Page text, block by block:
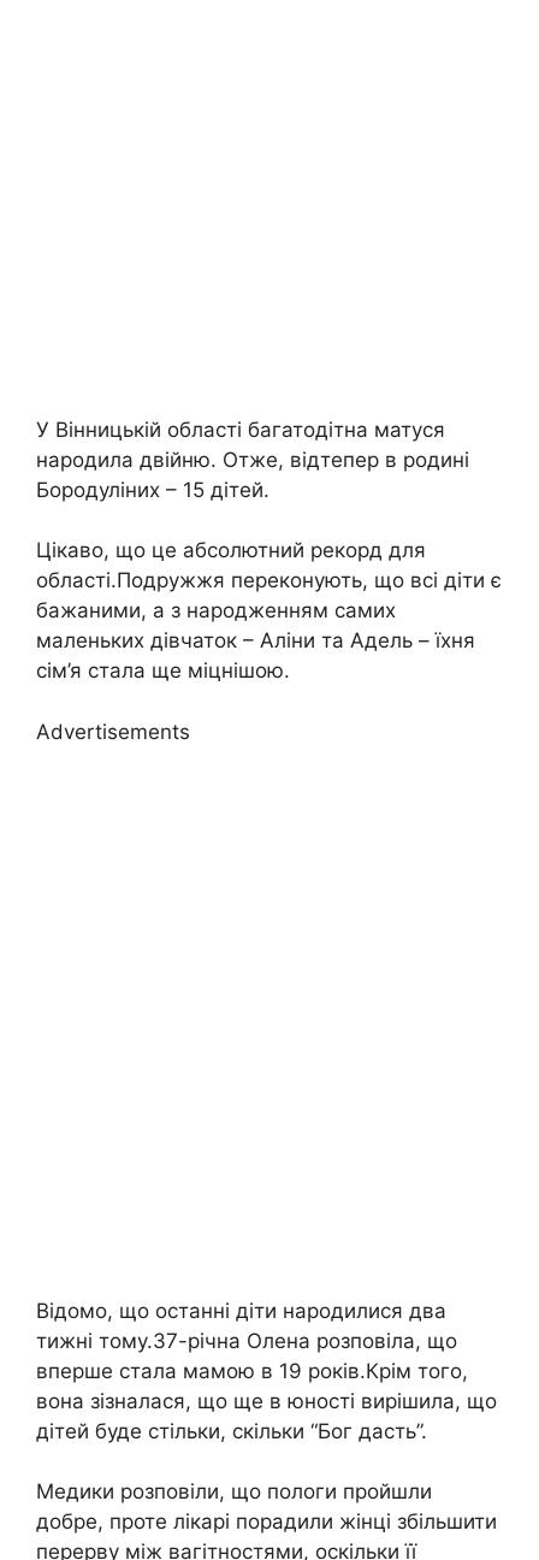
У Вінницькій області багатодітна матуся
народила двійню. Отже, відтепер в родині
Бородуліних – 15 дітей.
Цікаво, що це абсолютний рекорд для
області.Подружжя переконують, що всі діти є
бажаними, а з народженням самих
маленьких дівчаток – Аліни та Адель – їхня
сім’я стала ще міцнішою.
Advertisements
Відомо, що останні діти народилися два
тижні тому.37-річна Олена розповіла, що
вперше стала мамою в 19 років.Крім того,
вона зізналася, що ще в юності вирішила, що
дітей буде стільки, скільки “Бог дасть”.
Медики розповіли, що пологи пройшли
добре, проте лікарі порадили жінці збільшити
перерву між вагітностями, оскільки її